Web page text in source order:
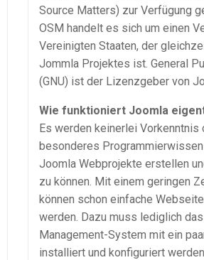
Source Matters) zur Verfügung
OSM handelt es sich um einen
Vereinigten Staaten, der
Jommla Projektes ist. General
(GNU) ist der Lizenzgeber von
Wie funktioniert Joomla
Es werden keinerlei Vorkenntnis
besonderes
Joomla Webprojekte erstellen
zu können. Mit einem geringen
können schon einfache
werden. Dazu muss lediglich
Management-System mit ein
installiert und konfiguriert